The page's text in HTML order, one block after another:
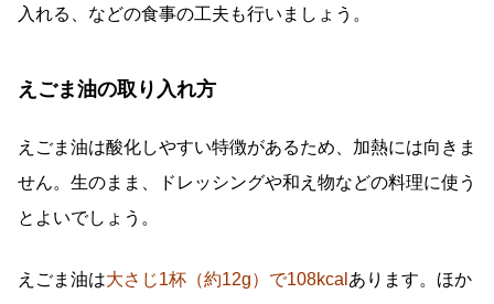
入れる、などの食事の工夫も行いましょう。
えごま油の取り入れ方
えごま油は酸化しやすい特徴があるため、加熱には向きま
せん。生のまま、ドレッシングや和え物などの料理に使う
とよいでしょう。
えごま油は大さじ1杯（約12g）で108kcal あります。ほか